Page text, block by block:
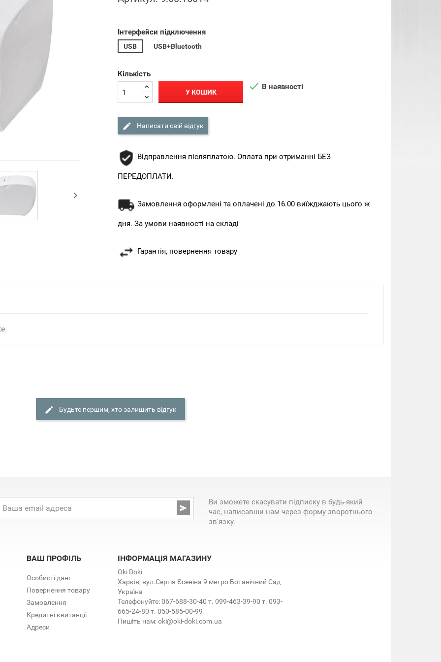

Інтерфейси підключення
USB USB+Bluetooth
Кількість
У КОШИК  В наявності
Написати свій відгук
Відправлення післяплатою. Оплата при отриманні БЕЗ
ПЕРЕДОПЛАТИ.
Замовлення оформлені та оплачені до 16.00 виїжджають цього ж
дня. За умови наявності на складі
Гарантія, повернення товару
Будьте першим, хто залишить відгук

Ви зможете скасувати підписку в будь-який
час, написавши нам через форму зворотнього
зв'язку.
ВАШ ПРОФІЛЬ
Особисті дані
Повернення товару
Замовлення
Кредитні квитанції
Адреси
ІНФОРМАЦІЯ МАГАЗИНУ
Oki Doki
Харків, вул.Сергія Єсеніна 9 метро Ботанічний Сад
Україна
Телефонуйте:067-688-30-40 т. 099-463-39-90 т. 093-
665-24-80 т. 050-585-00-99
Пишіть нам:oki@oki-doki.com.ua